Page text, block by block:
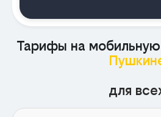
Тарифы на мобильную
для